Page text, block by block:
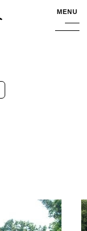
MENU